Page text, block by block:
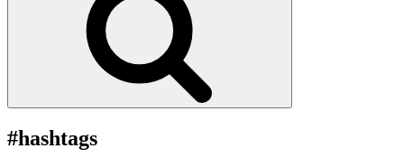
#hashtags